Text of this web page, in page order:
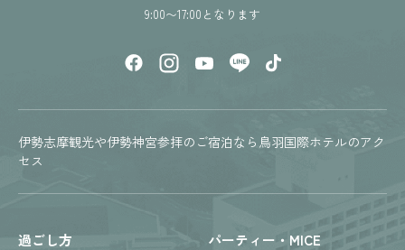
9:00〜17:00となります
伊勢志摩観光や伊勢神宮参拝のご宿泊なら鳥羽国際ホテルのアク
セス
過ごし方
パーティー・MICE